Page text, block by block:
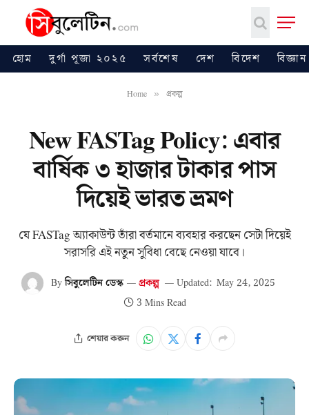
হোম দুর্গা পূজা ২০২৫ সর্বশেষ দেশ বিদেশ
Home » প্রকল্প
New FASTag Policy: এবার
বার্ষিক ৩ হাজার টাকার পাস
দিয়েই ভারত ভ্রমণ
যে FASTag অ্যাকাউন্ট তাঁরা বর্তমানে ব্যবহার করছেন সেটা দিয়েই
সরাসরি এই নতুন সুবিধা বেছে নেওয়া যাবে।
Byসিবুলেটিন ডেস্ক প্রকল্প Updated: May 24, 2025
3 Mins Read
শেয়ার করুন